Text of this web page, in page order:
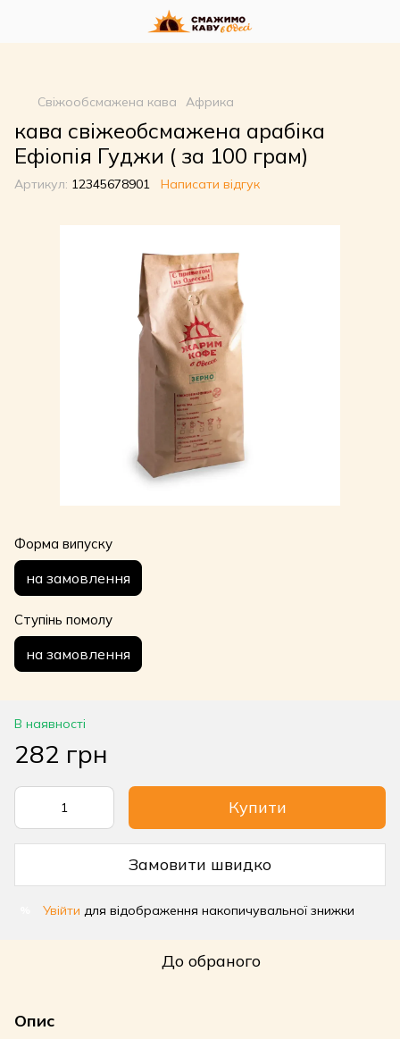
verification=n_oqqzEuRZVD6qDx7SNQHsLwvI3fyvGpp6NDxkCDdVU
Свіжообсмажена кава Африка
кава свіжеобсмажена арабіка
Ефіопія Гуджи ( за 100 грам)
Артикул: 12345678901 Написати відгук
Форма випуску
на замовлення
Ступінь помолу
на замовлення
В наявності
282 грн
Купити
Замовити швидко
Увійти для відображення накопичувальної знижки
До обраного
Опис